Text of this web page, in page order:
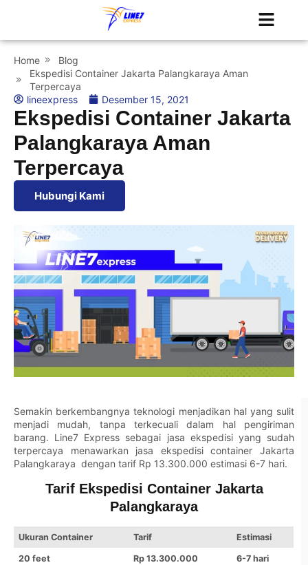
Home
Blog
Ekspedisi Container Jakarta Palangkaraya Aman
Terpercaya
lineexpress
Desember 15, 2021
Ekspedisi Container Jakarta
Palangkaraya Aman
Terpercaya
Hubungi Kami
Semakin berkembangnya teknologi menjadikan hal yang sulit
menjadi mudah, tanpa terkecuali dalam hal pengiriman
barang. Line7 Express sebagai jasa ekspedisi yang sudah
terpercaya menawarkan jasa ekspedisi container Jakarta
Palangkaraya dengan tarif Rp 13.300.000 estimasi 6-7 hari.
Tarif Ekspedisi Container Jakarta
Palangkaraya
Ukuran Container Tarif Estimasi
20 feet Rp 13.300.000 6-7 hari